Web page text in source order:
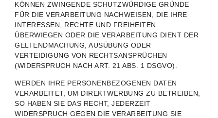
KÖNNEN ZWINGENDE SCHUTZWÜRDIGE GRÜNDE
FÜR DIE VERARBEITUNG NACHWEISEN, DIE IHRE
INTERESSEN, RECHTE UND FREIHEITEN
ÜBERWIEGEN ODER DIE VERARBEITUNG DIENT DER
GELTENDMACHUNG, AUSÜBUNG ODER
VERTEIDIGUNG VON RECHTSANSPRÜCHEN
(WIDERSPRUCH NACH ART. 21 ABS. 1 DSGVO).
WERDEN IHRE PERSONENBEZOGENEN DATEN
VERARBEITET, UM DIREKTWERBUNG ZU BETREIBEN,
SO HABEN SIE DAS RECHT, JEDERZEIT
WIDERSPRUCH GEGEN DIE VERARBEITUNG SIE